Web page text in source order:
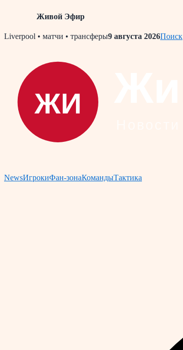
Живой Эфир
Skip
Liverpool • матчи • трансферы9 августа 2026Поиск
NewsИгрокиФан-зонаКомандыТактика